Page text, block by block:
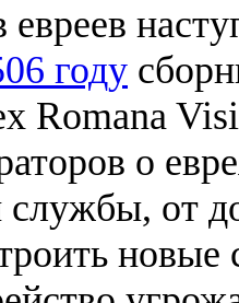
евреев
году
Romana
о
службы, от
новые